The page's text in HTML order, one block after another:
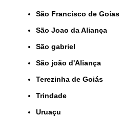
São Francisco de Goias
São Joao da Aliança
São gabriel
São joão d'Aliança
Terezinha de Goiás
Trindade
Uruaçu